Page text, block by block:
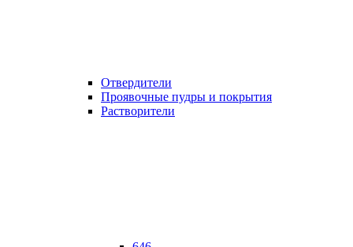
Отвердители
Проявочные пудры и покрытия
Растворители